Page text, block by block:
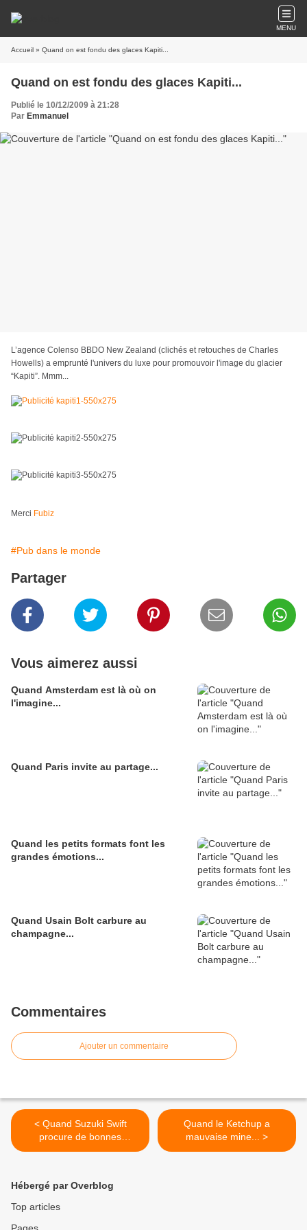
MENU
Accueil » Quand on est fondu des glaces Kapiti...
Quand on est fondu des glaces Kapiti...
Publié le 10/12/2009 à 21:28
Par Emmanuel
L’agence Colenso BBDO New Zealand (clichés et retouches de Charles
Howells) a emprunté l'univers du luxe pour promouvoir l'image du glacier
“Kapiti”. Mmm...
Merci Fubiz
#Pub dans le monde
Partager
Vous aimerez aussi
Quand Amsterdam est là où on
l'imagine...
Quand Paris invite au partage...
Quand les petits formats font les
grandes émotions...
Quand Usain Bolt carbure au
champagne...
Commentaires
Ajouter un commentaire
< Quand Suzuki Swift
procure de bonnes
sensations...
Quand le Ketchup a
mauvaise mine... >
Hébergé par Overblog
Top articles